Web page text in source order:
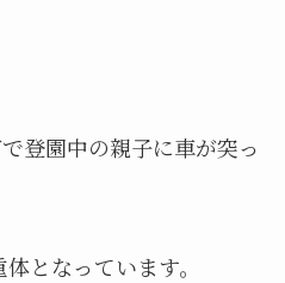
登園中の親子に車が突っ
となっています。